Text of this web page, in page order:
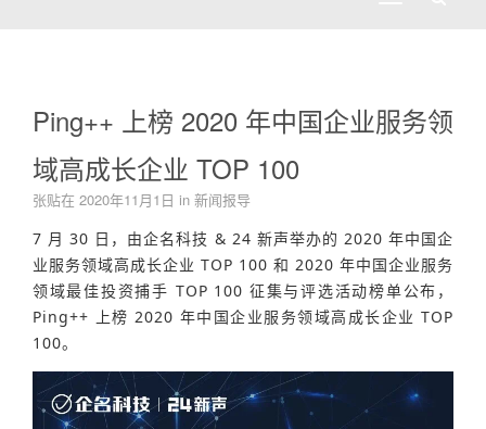
Ping++ 上榜 2020 年中国企业服务领
域高成长企业 TOP 100
张贴在 2020年11月1日 in 新闻报导
7 月 30 日，由企名科技 & 24 新声举办的 2020 年中国企
业服务领域高成长企业 TOP 100 和 2020 年中国企业服务
领域最佳投资捕手 TOP 100 征集与评选活动榜单公布，
Ping++ 上榜 2020 年中国企业服务领域高成长企业 TOP
100。